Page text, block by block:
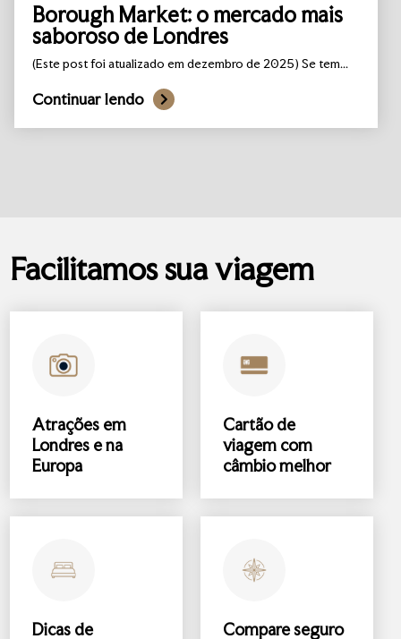
Borough Market: o mercado mais
saboroso de Londres
(Este post foi atualizado em dezembro de 2025) Se tem...
Continuar lendo
Facilitamos sua viagem
Atrações em
Londres e na
Europa
Cartão de
viagem com
câmbio melhor
Dicas de
Compareseguro